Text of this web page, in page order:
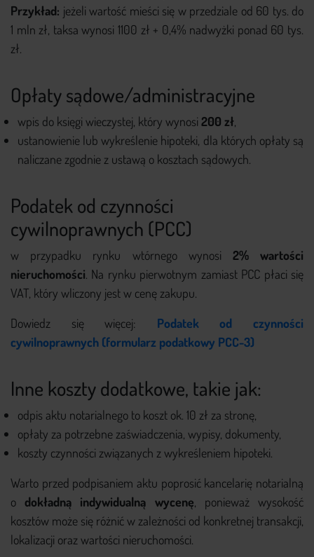
Przykład: jeżeli wartość mieści się w przedziale od 60 tys. do
1 mln zł, taksa wynosi 1100 zł + 0,4% nadwyżki ponad 60 tys.
zł.
Opłaty sądowe/administracyjne
wpis do księgi wieczystej, który wynosi 200 zł,
ustanowienie lub wykreślenie hipoteki, dla których opłaty są
naliczane zgodnie z ustawą o kosztach sądowych.
Podatek od czynności
cywilnoprawnych (PCC)
w przypadku rynku wtórnego wynosi 2% wartości
nieruchomości. Na rynku pierwotnym zamiast PCC płaci się
VAT, który wliczony jest w cenę zakupu.
Dowiedz się więcej: Podatek od czynności
cywilnoprawnych (formularz podatkowy PCC-3)
Inne koszty dodatkowe, takie jak:
odpis aktu notarialnego to koszt ok. 10 zł za stronę,
opłaty za potrzebne zaświadczenia, wypisy, dokumenty,
koszty czynności związanych z wykreśleniem hipoteki.
Warto przed podpisaniem aktu poprosić kancelarię notarialną
o dokładną indywidualną wycenę, ponieważ wysokość
kosztów może się różnić w zależności od konkretnej transakcji,
lokalizacji oraz wartości nieruchomości.